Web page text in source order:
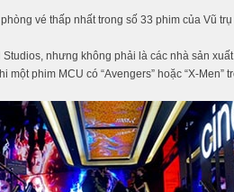
vé thấp nhất trong số 33 phim của Vũ
nhưng không phải là các nhà sản
phim MCU có “Avengers” hoặc “X-Men”